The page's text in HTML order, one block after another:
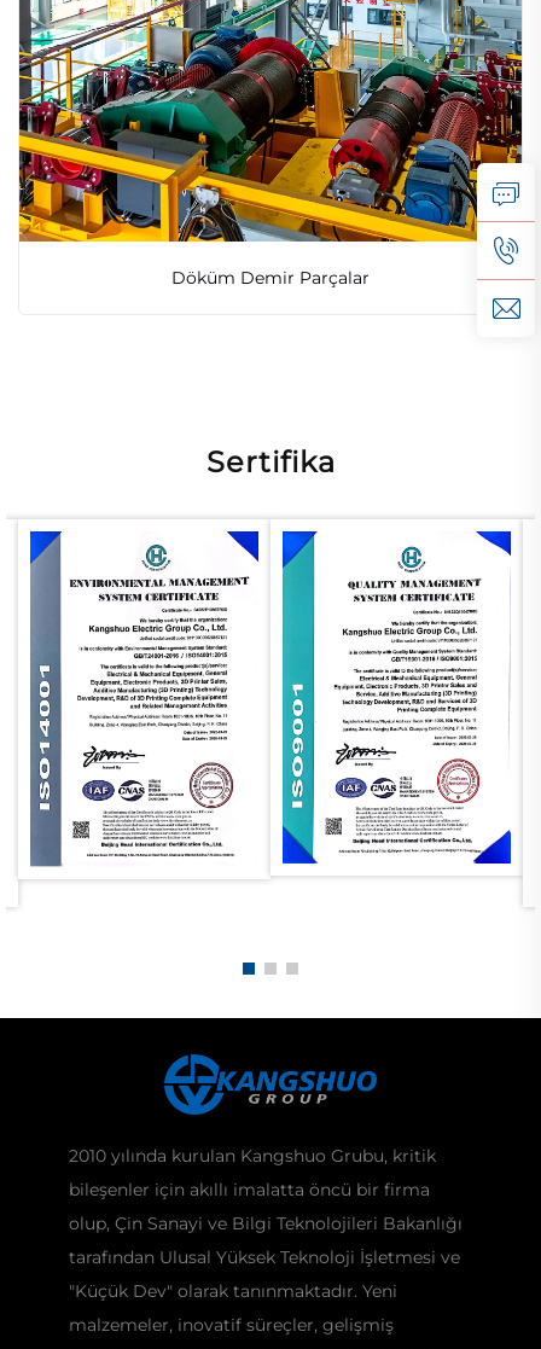
Döküm Demir Parçalar
Sertifika
2010 yılında kurulan Kangshuo Grubu, kritik
bileşenler için akıllı imalatta öncü bir firma
olup, Çin Sanayi ve Bilgi Teknolojileri Bakanlığı
tarafından Ulusal Yüksek Teknoloji İşletmesi ve
"Küçük Dev" olarak tanınmaktadır. Yeni
malzemeler, inovatif süreçler, gelişmiş